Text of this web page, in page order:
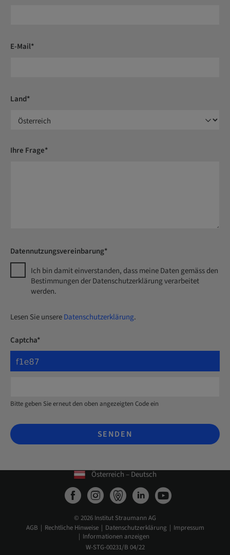
E-Mail*
Land*
Ihre Frage*
Datennutzungsvereinbarung*
Ich bin damit einverstanden, dass meine Daten gemäss den
Bestimmungen der Datenschutzerklärung verarbeitet
werden.
Lesen Sie unsereDatenschutzerklärung.
Captcha*
Bitte geben Sie erneut den oben angezeigten Code ein
SENDEN
Österreich – Deutsch
© 2026 Institut Straumann AG
AGB
Rechtliche Hinweise Datenschutzerklärung
Impressum
Informationen anzeigen
W-STG-00231/B 04/22